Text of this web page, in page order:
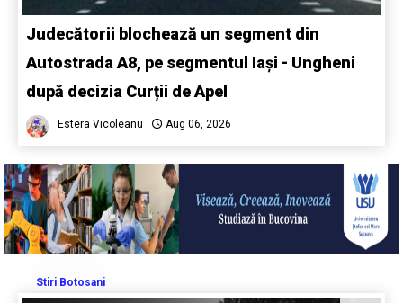
Judecătorii blochează un segment din
Autostrada A8, pe segmentul Iași - Ungheni
după decizia Curții de Apel
Estera Vicoleanu Aug 06, 2026
Stiri Botosani